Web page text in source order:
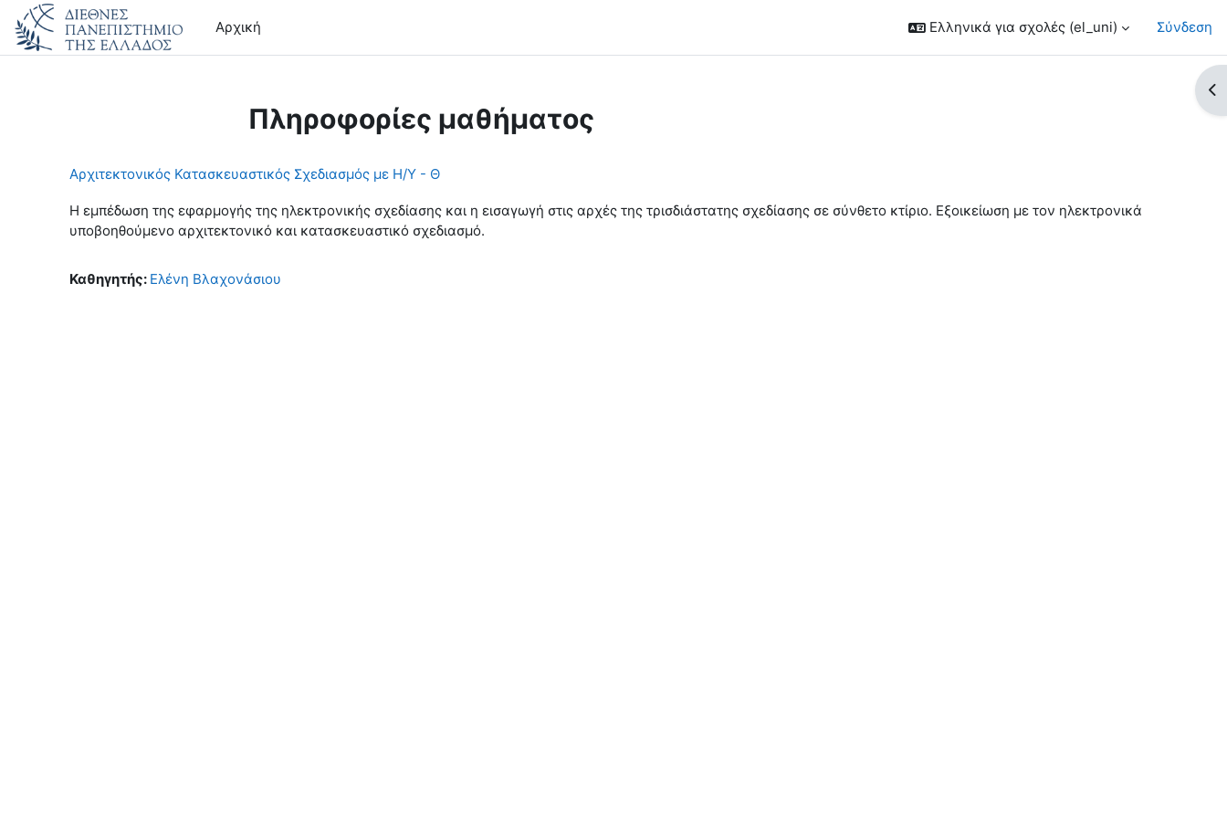
Μετάβαση στο κεντρικό περιεχόμενο
Αρχική
Ελληνικά για σχολές ‎(el_uni)‎ Σύνδεση
Πληροφορίες μαθήματος
Αρχιτεκτονικός Κατασκευαστικός Σχεδιασμός με Η/Υ - Θ
Η εμπέδωση της εφαρμογής της ηλεκτρονικής σχεδίασης και η εισαγωγή στις αρχές της τρισδιάστατης σχεδίασης σε σύνθετο κτίριο. Εξοικείωση με τον ηλεκτρονικά
υποβοηθούμενο αρχιτεκτονικό και κατασκευαστικό σχεδιασμό.
Καθηγητής: Ελένη Βλαχονάσιου